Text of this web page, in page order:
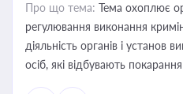
Про що тема: Тема охоплює
регулювання виконання
діяльність органів і установ
осіб, які відбувають покарання